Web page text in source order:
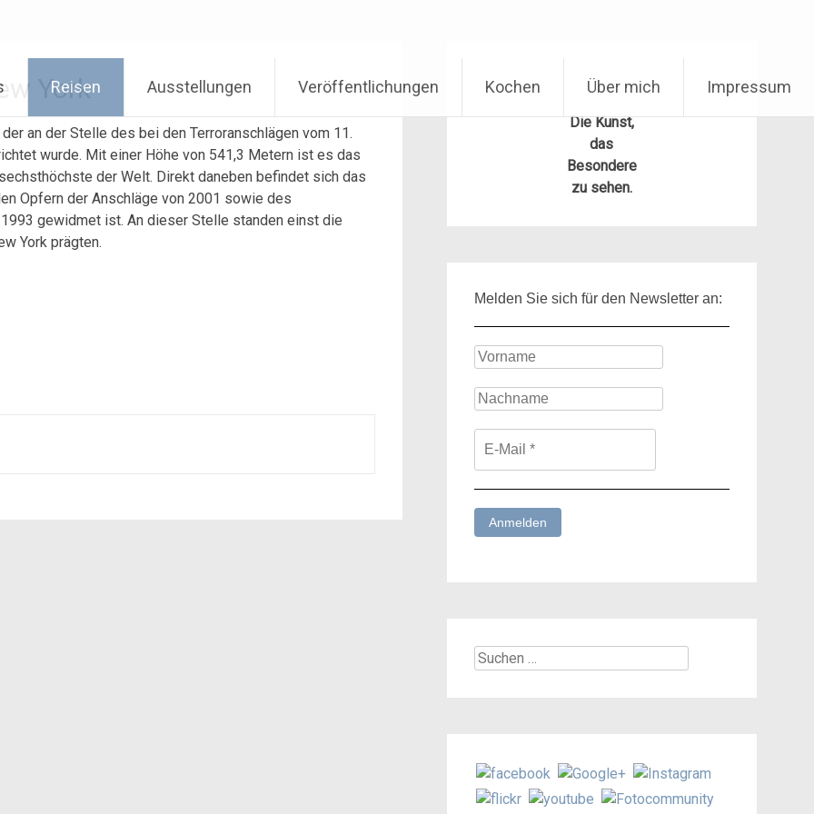
Reisen Ausstellungen Veröffentlichungen Kochen Über mich Impressum
York
an der Stelle des bei den Terroranschlägen vom 11.
wurde. Mit einer Höhe von 541,3 Metern ist es das
der Welt. Direkt daneben befindet sich das
Opfern der Anschläge von 2001 sowie des
gewidmet ist. An dieser Stelle standen einst die
York prägten.
Die Kunst,
das
Besondere
zu sehen.
Melden Sie sich für den Newsletter an:
Suchen